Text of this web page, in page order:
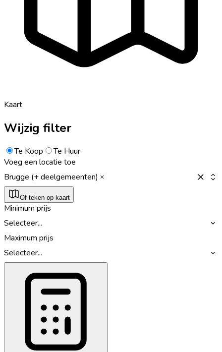
Kaart
Wijzig filter
Te Koop
Te Huur
Voeg een locatie toe
Brugge (+ deelgemeenten)
Of teken op kaart
Minimum prijs
Selecteer...
Maximum prijs
Selecteer...